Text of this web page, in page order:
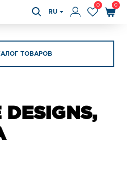
RU
0 0
ТОВАРОВ